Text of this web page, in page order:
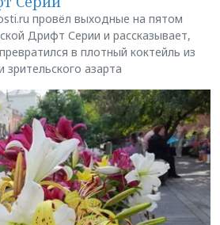
провёл выходные на пятом
Дрифт Серии и рассказывает,
в плотный коктейль из
азарта